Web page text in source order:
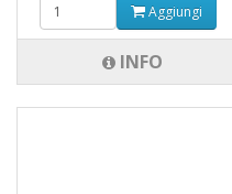
Aggiungi
INFO